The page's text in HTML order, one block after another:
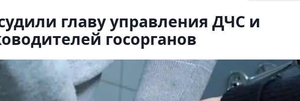
главу управления ДЧС и
госорганов